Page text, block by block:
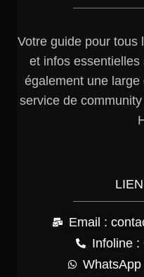
Votre guide pour tous
et infos essentielles
également une large
service de
Email :
Infoline :